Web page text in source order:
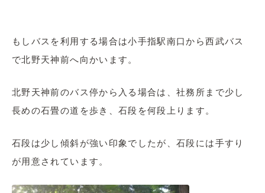
もしバスを利用する場合は小手指駅南口から西武バス
で北野天神前へ向かいます。
北野天神前のバス停から入る場合は、社務所まで少し
長めの石畳の道を歩き、石段を何段上ります。
石段は少し傾斜が強い印象でしたが、石段には手すり
が用意されています。